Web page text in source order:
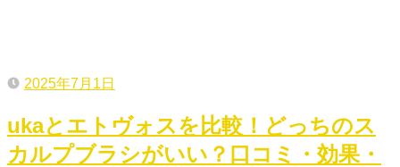
2025年7月1日
ukaとエトヴォスを比較！どっちのス
カルプブラシがいい？口コミ・効果・